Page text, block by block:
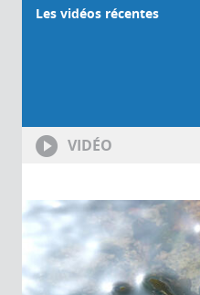
Les vidéos récentes
VIDÉO